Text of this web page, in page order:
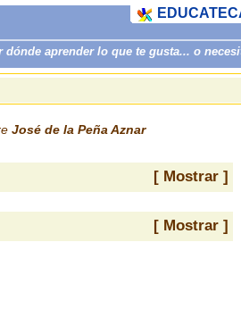
dónde aprender lo que te gusta... o
José de la Peña Aznar
[ Mostrar ]
[ Mostrar ]